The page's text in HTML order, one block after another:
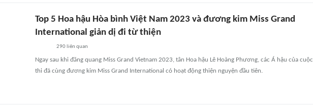
Top 5 Hoa hậu Hòa bình Việt Nam 2023 và đương kim Miss Grand
International giản dị đi từ thiện
290 liên quan
Ngay sau khi đăng quang Miss Grand Vietnam 2023, tân Hoa hậu Lê Hoàng Phương, các Á hậu của cuộc
thi đã cùng đương kim Miss Grand International có hoạt động thiện nguyện đầu tiên.